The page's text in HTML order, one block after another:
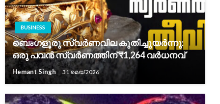
BUSINESS
ബെംഗളൂരു സ്വർണവില കുതിച്ചുയർന്നു:
ഒരു പവൻ സ്വർണത്തിന് ₹1,264 വർധനവ്
Hemant Singh 31 മെയ്‌ 2026